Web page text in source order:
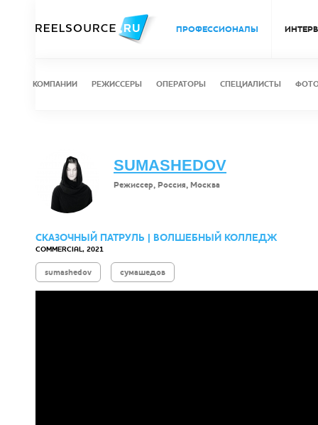
ПРОФЕССИОНАЛЫ
КОМПАНИИ РЕЖИССЕРЫ ОПЕРАТОРЫ СПЕЦИАЛИСТЫ
SUМАSHЕDОV
Режиссер, Россия, Москва
СКАЗОЧНЫЙ ПАТРУЛЬ | ВОЛШЕБНЫЙ КОЛЛЕДЖ
COMMERCIAL, 2021
sumashedov сумашедов